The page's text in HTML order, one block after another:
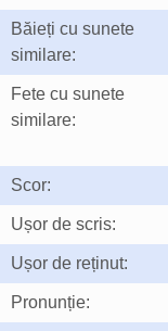
Băieți cu sunete
similare:
Fete cu sunete
similare:
Scor:
Ușor de scris:
Ușor de reținut:
Pronunție: